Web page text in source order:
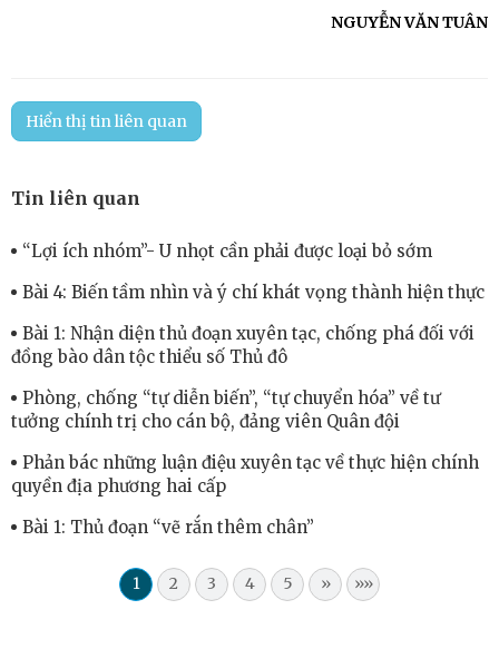
NGUYỄN VĂN TUÂN
Hiển thị tin liên quan
Tin liên quan
“Lợi ích nhóm”- U nhọt cần phải được loại bỏ sớm
Bài 4: Biến tầm nhìn và ý chí khát vọng thành hiện thực
Bài 1: Nhận diện thủ đoạn xuyên tạc, chống phá đối với
đồng bào dân tộc thiểu số Thủ đô
Phòng, chống “tự diễn biến”, “tự chuyển hóa” về tư
tưởng chính trị cho cán bộ, đảng viên Quân đội
Phản bác những luận điệu xuyên tạc về thực hiện chính
quyền địa phương hai cấp
Bài 1: Thủ đoạn “vẽ rắn thêm chân”
1 2 3 4 5 » »»